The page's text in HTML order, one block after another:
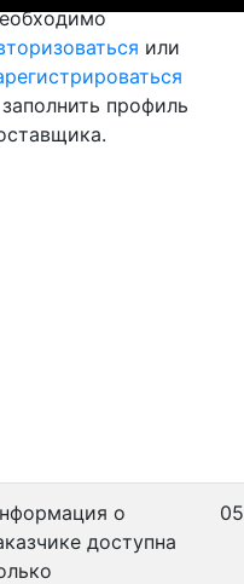
или
профиль
о
доступна